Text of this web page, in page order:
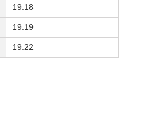
19:18
19:19
19:22